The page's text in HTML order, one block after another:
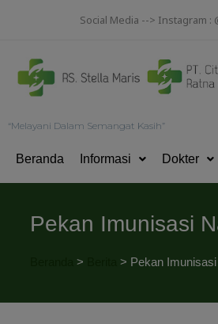
Social Media --> Instagram :
“Melayani Dalam Semangat Kasih”
Beranda Informasi Dokter
Pekan Imunisasi
> > Pekan